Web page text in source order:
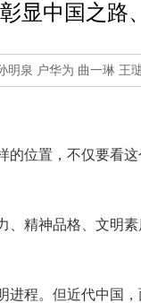
显中国之路
明泉 户华为 曲一琳 王
位置，不仅要看
、精神品格、文明
进程。但近代中国